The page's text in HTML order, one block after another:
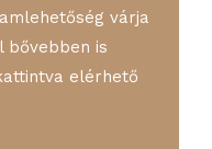
várja
bővebben is
elérhető